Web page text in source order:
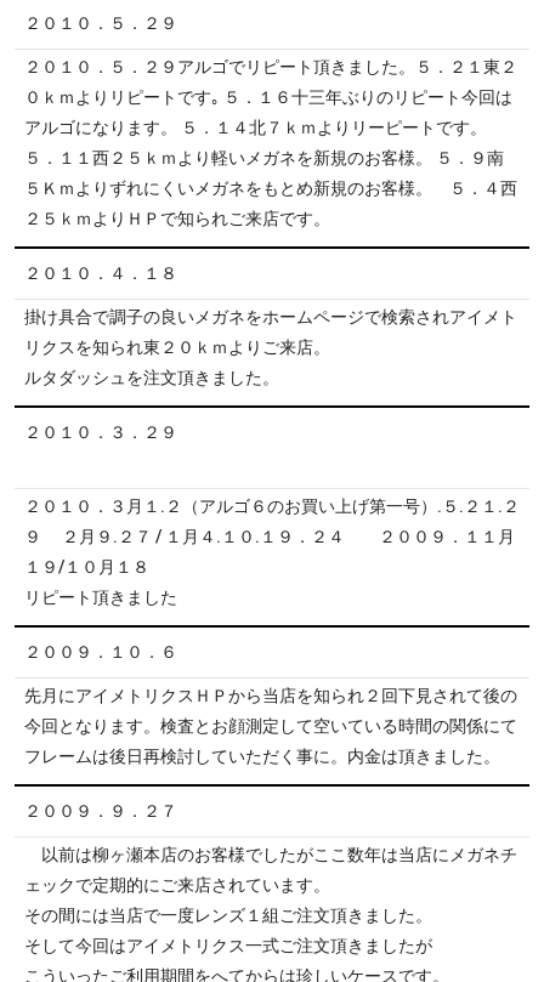
２０１０．５．２９
２０１０．５．２９アルゴでリピート頂きました。５．２１東２
０ｋｍよりリピートです｡ ５．１６十三年ぶりのリピート今回は
アルゴになります。 ５．１４北７ｋｍよりリーピートです。
５．１１西２５ｋｍより軽いメガネを新規のお客様。 ５．９南
５Ｋｍよりずれにくいメガネをもとめ新規のお客様。 ５．４西
２５ｋｍよりＨＰで知られご来店です。
２０１０．４．１８
掛け具合で調子の良いメガネをホームページで検索されアイメト
リクスを知られ東２０ｋｍよりご来店。
ルタダッシュを注文頂きました。
２０１０．３．２９
２０１０．３月１.２（アルゴ６のお買い上げ第一号）.５.２１.２
９ ２月９.２７ / １月４.１０.１９．２４ ２００９．１１月
１９/１０月１８
リピート頂きました
２００９．１０．６
先月にアイメトリクスＨＰから当店を知られ２回下見されて後の
今回となります。検査とお顔測定して空いている時間の関係にて
フレームは後日再検討していただく事に。内金は頂きました。
２００９．９．２７
以前は柳ヶ瀬本店のお客様でしたがここ数年は当店にメガネチ
ェックで定期的にご来店されています。
その間には当店で一度レンズ１組ご注文頂きました。
そして今回はアイメトリクス一式ご注文頂きましたが
こういったご利用期間をへてからは珍しいケースです。